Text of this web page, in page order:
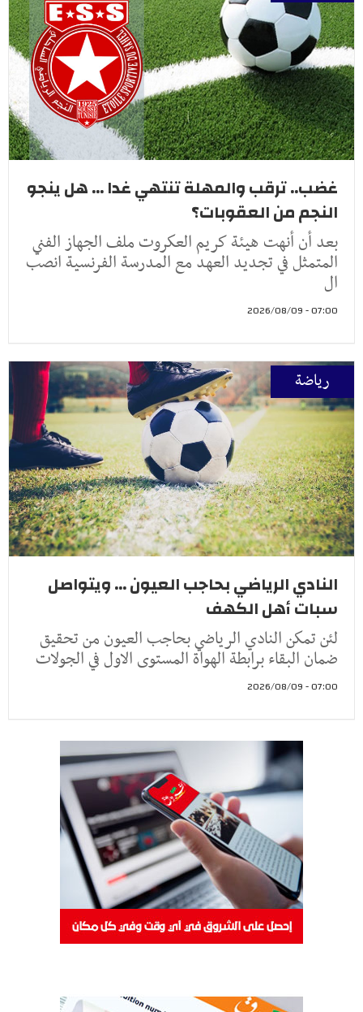
غضب.. ترقب والمهلة تنتهي غدا ... هل ينجو
النجم من العقوبات؟
بعد أن أنهت هيئة كريم العكروت ملف الجهاز الفني
المتمثل في تجديد العهد مع المدرسة الفرنسية انصب
ال
07:00 - 2026/08/09
رياضة
النادي الرياضي بحاجب العيون ... ويتواصل
سبات أهل الكهف
لئن تمكن النادي الرياضي بحاجب العيون من تحقيق
ضمان البقاء برابطة الهواة المستوى الاول في الجولات
07:00 - 2026/08/09